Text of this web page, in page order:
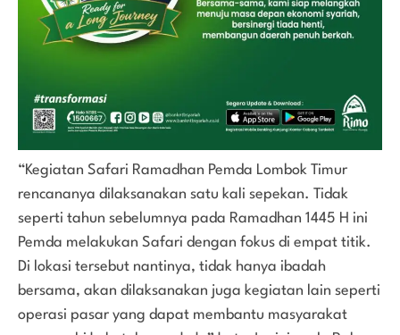
“Kegiatan Safari Ramadhan Pemda Lombok Timur
rencananya dilaksanakan satu kali sepekan. Tidak
seperti tahun sebelumnya pada Ramadhan 1445 H ini
Pemda melakukan Safari dengan fokus di empat titik.
Di lokasi tersebut nantinya, tidak hanya ibadah
bersama, akan dilaksanakan juga kegiatan lain seperti
operasi pasar yang dapat membantu masyarakat